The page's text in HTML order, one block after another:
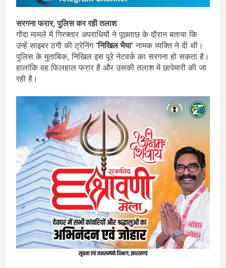
सरगना फरार, पुलिस कर रही तलाश
गोंदा मामले में गिरफ्तार अपराधियों ने पूछताछ के दौरान बताया कि
उन्हें साइबर ठगी की ट्रेनिंग ‘निखिल भैया’ नामक व्यक्ति ने दी थी।
पुलिस के मुताबिक, निखिल इस पूरे नेटवर्क का सरगना हो सकता है।
हालांकि वह फिलहाल फरार है और उसकी तलाश में छापेमारी की जा
रही है।